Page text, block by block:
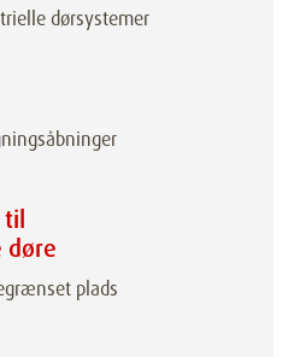
dørsystemer
til
døre
plads